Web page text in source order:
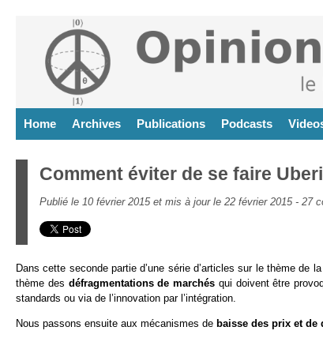
Home Archives Publications Podcasts
Comment éviter de se faire
Publié le 10 février 2015 et mis à jour le 22 février 2015 - 27
Dans cette seconde partie d’une série d’articles sur le thème de
thème des défragmentations de marchés qui doivent être
standards ou via de l’innovation par l’intégration.
Nous passons ensuite aux mécanismes de baisse des prix et de